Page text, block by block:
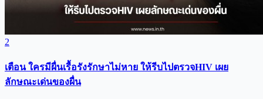
2
เตือน ใครมีผื่นเรื้อรังรักษาไม่หาย ให้รีบไปตรวจHIV เผย
ลักษณะเด่นของผื่น